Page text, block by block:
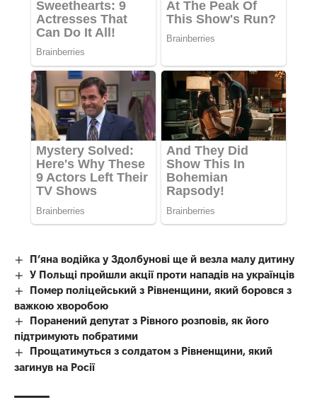
П’яна водійка у Здолбунові ще й везла малу дитину
У Польщі пройшли акції проти нападів на українців
Помер поліцейський з Рівненщини, який боровся з
важкою хворобою
Поранений депутат з Рівного розповів, як його
підтримують побратими
Прощатимуться з солдатом з Рівненщини, який
загинув на Росії